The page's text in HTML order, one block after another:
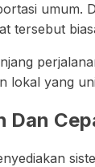
tersebut
lokal yang
Dan